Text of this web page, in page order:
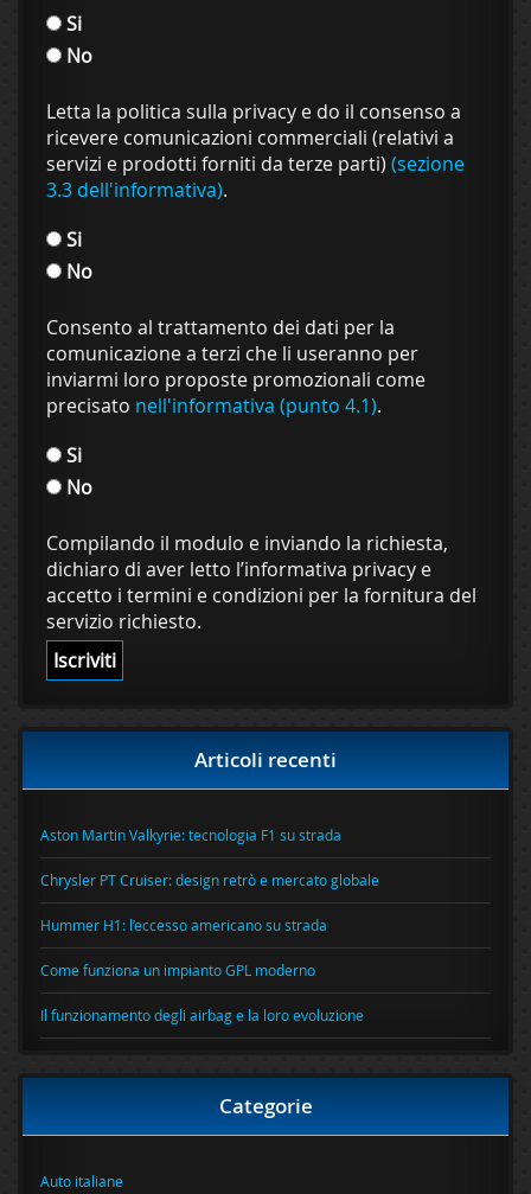
Si
No
Letta la politica sulla privacy e do il consenso a
ricevere comunicazioni commerciali (relativi a
servizi e prodotti forniti da terze parti) (sezione
3.3 dell'informativa).
Si
No
Consento al trattamento dei dati per la
comunicazione a terzi che li useranno per
inviarmi loro proposte promozionali come
precisato nell'informativa (punto 4.1).
Si
No
Compilando il modulo e inviando la richiesta,
dichiaro di aver letto l’informativa privacy e
accetto i termini e condizioni per la fornitura del
servizio richiesto.
Articoli recenti
Aston Martin Valkyrie: tecnologia F1 su strada
Chrysler PT Cruiser: design retrò e mercato globale
Hummer H1: l’eccesso americano su strada
Come funziona un impianto GPL moderno
Il funzionamento degli airbag e la loro evoluzione
Categorie
Auto italiane